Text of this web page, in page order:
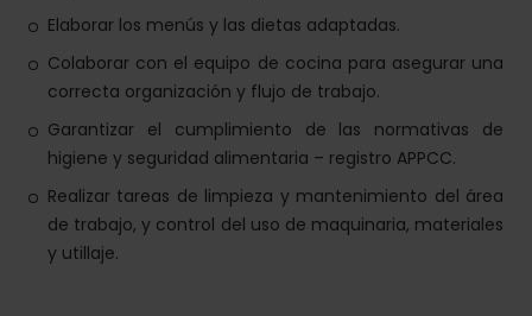
Elaborar los menús y las dietas adaptadas.
Colaborar con el equipo de cocina para asegurar una
correcta organización y flujo de trabajo.
Garantizar el cumplimiento de las normativas de
higiene y seguridad alimentaria – registro APPCC.
Realizar tareas de limpieza y mantenimiento del área
de trabajo, y control del uso de maquinaria, materiales
y utillaje.